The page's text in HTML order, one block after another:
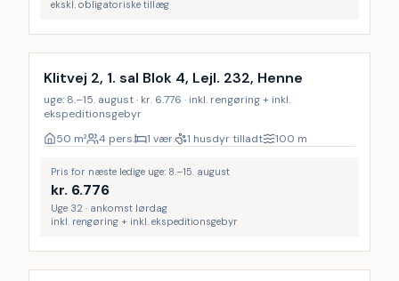
ekskl. obligatoriske tillæg
Inkl. rengøring
Klitvej 2, 1. sal Blok 4, Lejl. 232, Henne
uge: 8.–15. august · kr. 6.776 · inkl. rengøring + inkl.
ekspeditionsgebyr
50 m² 4 pers. 1 vær. 1 husdyr tilladt 100 m
Pris for næste ledige uge: 8.–15. august
kr. 6.776
Uge 32 · ankomst lørdag
inkl. rengøring + inkl. ekspeditionsgebyr
Inkl. rengøring